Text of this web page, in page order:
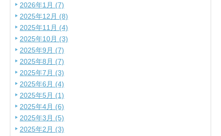
2026年1月 (7)
2025年12月 (8)
2025年11月 (4)
2025年10月 (3)
2025年9月 (7)
2025年8月 (7)
2025年7月 (3)
2025年6月 (4)
2025年5月 (1)
2025年4月 (6)
2025年3月 (5)
2025年2月 (3)